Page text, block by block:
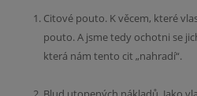
Citové pouto. K věcem, které
pouto. A jsme tedy ochotni se
která nám tento cit „nahradí“.